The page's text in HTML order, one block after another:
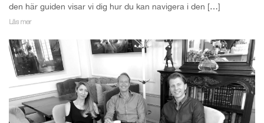
den här guiden visar vi dig hur du kan navigera i den […]
Läs mer